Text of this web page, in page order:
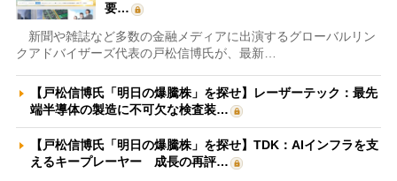
要…
新聞や雑誌など多数の金融メディアに出演するグローバルリン
クアドバイザーズ代表の戸松信博氏が、最新…
【戸松信博氏「明日の爆騰株」を探せ】レーザーテック：最先
端半導体の製造に不可欠な検査装…
【戸松信博氏「明日の爆騰株」を探せ】TDK：AIインフラを支
えるキープレーヤー 成長の再評…